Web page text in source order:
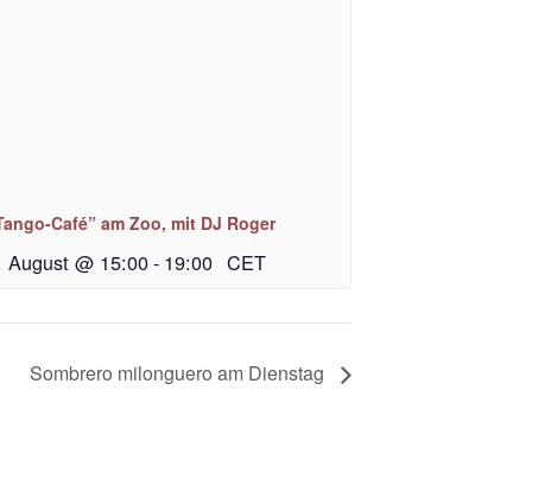
Café” am Zoo, mit DJ Roger
August @ 15:00- 19:00 CET
Sombrero milonguero am Dienstag